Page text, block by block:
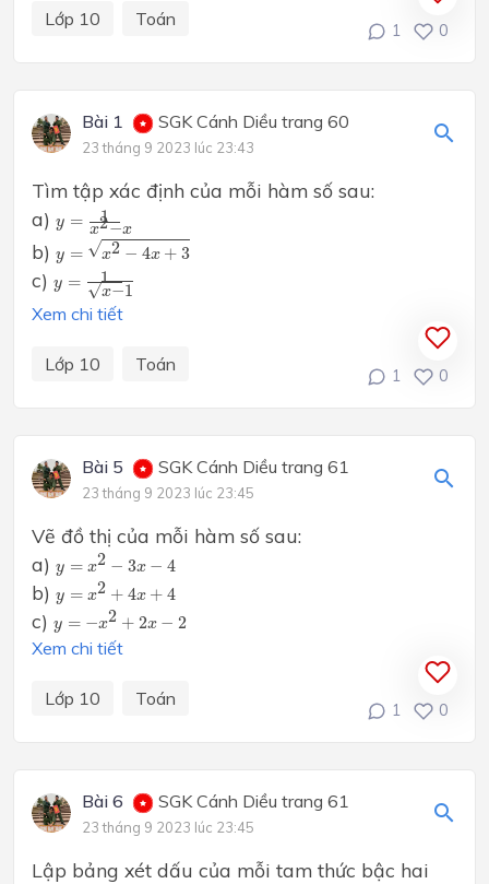
Lớp 10 Toán
1 0
Bài 1 SGK Cánh Diều trang 60
23 tháng 9 2023 lúc 23:43
Tìm tập xác định của mỗi hàm số sau:
a) y = 1
x2−x
2
b) y = √x2 − 4x + 3
y 2−4x+3
c) y = 1
√x−1
y −
Xem chi tiết
Lớp 10 Toán
1 0
Bài 5 SGK Cánh Diều trang 61
23 tháng 9 2023 lúc 23:45
Vẽ đồ thị của mỗi hàm số sau:
a) y = x2 − 3x − 4
−3
b) y = x2 + 4x + 4
y +
c) y = −x2 + 2x − 2
y +
Xem chi tiết
Lớp 10 Toán
1 0
Bài 6 SGK Cánh Diều trang 61
23 tháng 9 2023 lúc 23:45
Lập bảng xét dấu của mỗi tam thức bậc hai